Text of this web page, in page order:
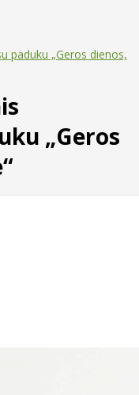
paduku „Geros dienos,
„Geros